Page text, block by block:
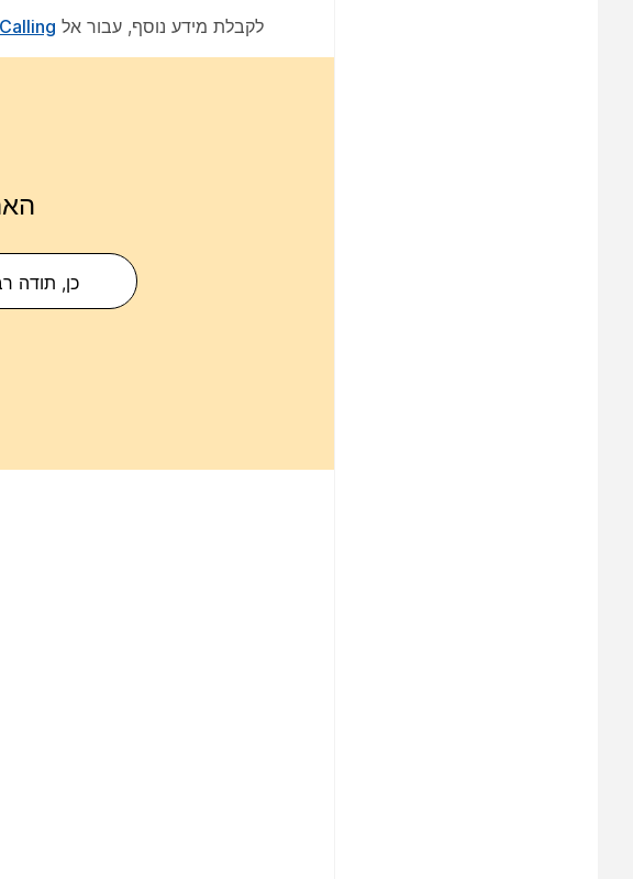
לקבלת מידע נוסף, עבור אל
כן, תודה